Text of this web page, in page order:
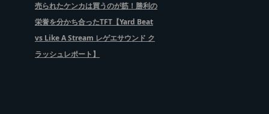
売られたケンカは買うのが筋！勝利の
栄誉を分かち合ったTFT【Yard Beat
vs Like A Stream レゲエサウンド ク
ラッシュレポート】